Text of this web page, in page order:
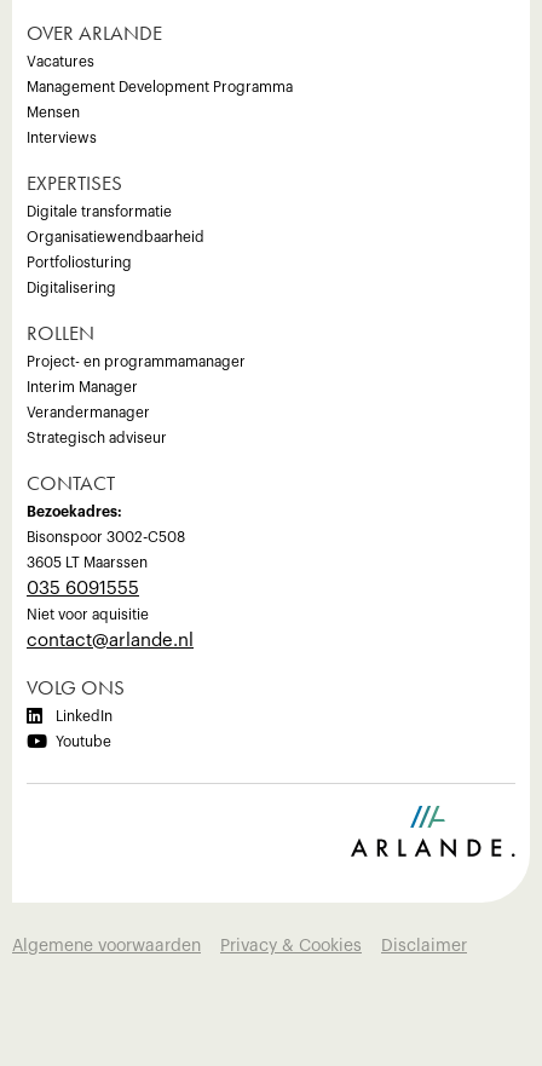
OVER ARLANDE
Vacatures
Management Development Programma
Mensen
Interviews
EXPERTISES
Digitale transformatie
Organisatiewendbaarheid
Portfoliosturing
Digitalisering
ROLLEN
Project- en programmamanager
Interim Manager
Verandermanager
Strategisch adviseur
CONTACT
Bezoekadres:
Bisonspoor 3002-C508
3605 LT Maarssen
035 6091555
Niet voor aquisitie
‍contact@arlande.nl
VOLG ONS
 LinkedIn
 Youtube
Algemene voorwaarden Privacy & Cookies Disclaimer